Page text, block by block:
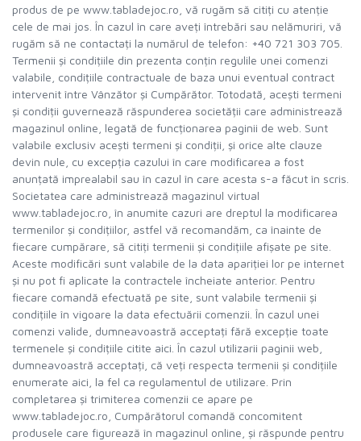
Accesorii »
produs de pe www.tabladejoc.ro, vă rugăm să citiți cu atenție
cele de mai jos. În cazul în care aveți întrebări sau nelămuriri, vă
rugăm să ne contactați la numărul de telefon: +40 721 303 705.
Termenii și condițiile din prezenta conțin regulile unei comenzi
valabile, condițiile contractuale de baza unui eventual contract
intervenit între Vânzător și Cumpărător. Totodată, acești termeni
și condiții guvernează răspunderea societății care administrează
magazinul online, legată de funcționarea paginii de web. Sunt
valabile exclusiv acești termeni și condiții, și orice alte clauze
devin nule, cu excepția cazului în care modificarea a fost
anunțată imprealabil sau în cazul în care acesta s-a făcut în scris.
Societatea care administrează magazinul virtual
www.tabladejoc.ro, în anumite cazuri are dreptul la modificarea
termenilor și condițiilor, astfel vă recomandăm, ca înainte de
fiecare cumpărare, să citiți termenii și condițiile afișate pe site.
Aceste modificări sunt valabile de la data apariției lor pe internet
și nu pot fi aplicate la contractele încheiate anterior. Pentru
fiecare comandă efectuată pe site, sunt valabile termenii și
condițiile în vigoare la data efectuării comenzii. În cazul unei
comenzi valide, dumneavoastră acceptați fără excepție toate
termenele și condițiile citite aici. În cazul utilizarii paginii web,
dumneavoastră acceptați, că veți respecta termenii și condițiile
enumerate aici, la fel ca regulamentul de utilizare. Prin
completarea și trimiterea comenzii ce apare pe
www.tabladejoc.ro, Cumpărătorul comandă concomitent
produsele care figurează în magazinul online, și răspunde pentru